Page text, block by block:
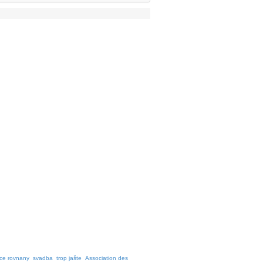
rovnany svadba trop jašte Association des